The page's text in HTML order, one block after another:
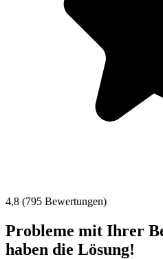
4,8 (795 Bewertungen)
Probleme mit Ihrer
haben die Lösung!